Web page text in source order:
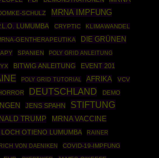
SCHULZ MRNA IMPFUNG
LUMUMBA CRYPTIC KLIMAWANDEL
GENTHERAPEUTIKA
DIE GRÜNEN
SPANIEN POLY GRID ANLEITUNG
BITWIG ANLEITUNG EVENT 201
POLY GRID TUTORIAL AFRIKA
VCV
DEUTSCHLAND DEMO
JENS SPAHN
STIFTUNG
TRUMP
MRNA VACCINE
LOCH OTIENO LUMUMBA
RAINER
VON DAENIKEN
COVID-19-IMPFUNG